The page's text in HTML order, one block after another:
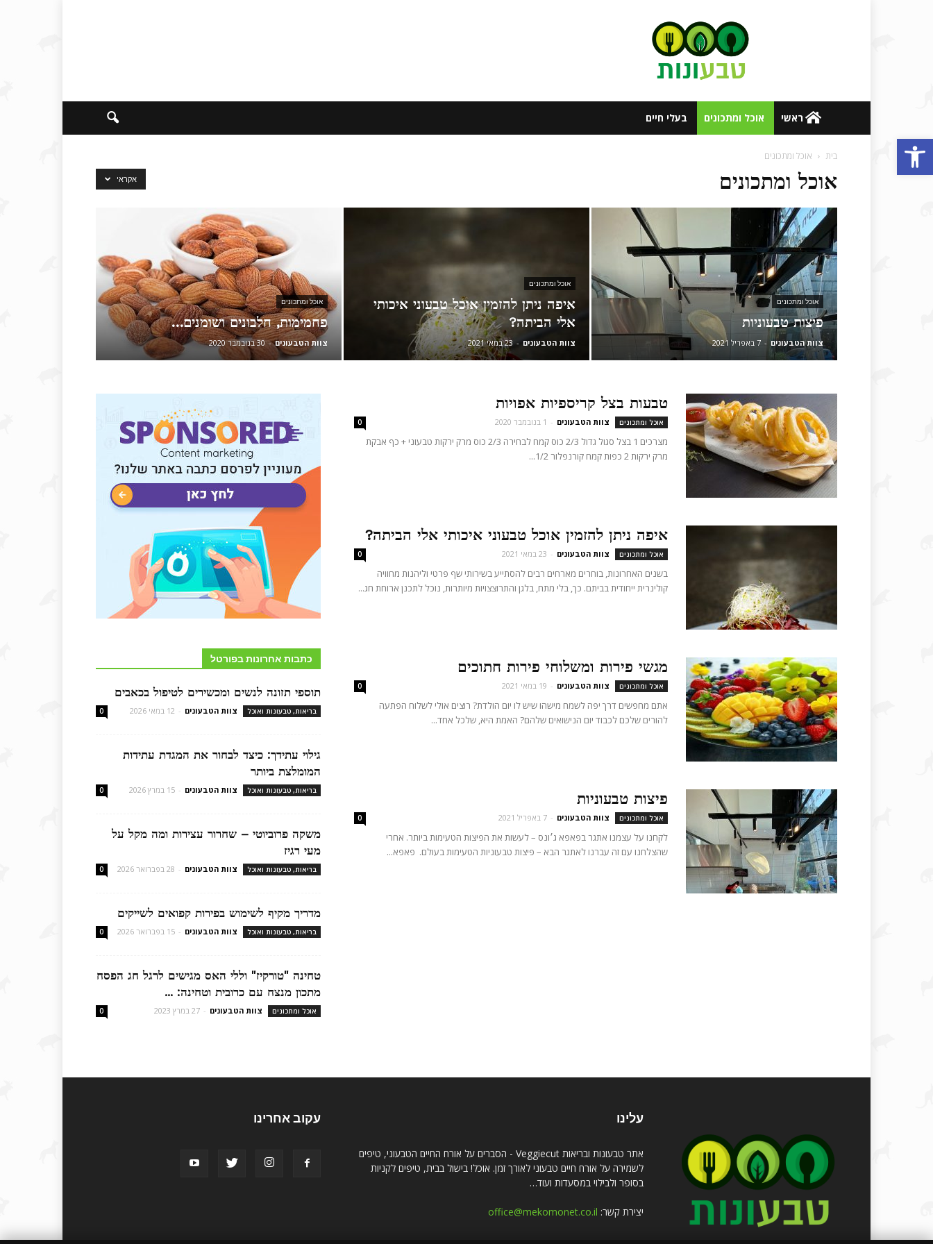
פתח סרגל נגישות
ראשי אוכל ומתכונים בעלי חיים
בית אוכל ומתכונים
אוכל ומתכונים אקראי
אוכל ומתכונים
פיצות טבעוניות
צוות הטבעונים - 7 באפריל 2021
אוכל ומתכונים
איפה ניתן להזמין אוכל טבעוני איכותי
אלי הביתה?
צוות הטבעונים - 23 במאי 2021
אוכל ומתכונים
פחמימות, חלבונים ושומנים…
צוות הטבעונים - 30 בנובמבר 2020
טבעות בצל קריספיות אפויות
אוכל ומתכונים צוות הטבעונים - 1 בנובמבר 2020 0
מצרכים 1 בצל סגול גדול 2/3 כוס קמח לבחירה 2/3 כוס מרק ירקות טבעוני + כף אבקת
מרק ירקות 2 כפות קמח קורנפלור 1/2...
איפה ניתן להזמין אוכל טבעוני איכותי אלי הביתה?
אוכל ומתכונים צוות הטבעונים - 23 במאי 2021 0
בשנים האחרונות, בוחרים מארחים רבים להסתייע בשירותי שף פרטי וליהנות מחוויה
קולינרית ייחודית בביתם. כך, בלי מתח, בלגן והתרוצצויות מיותרות, נוכל לתכנן ארוחת חג...
מגשי פירות ומשלוחי פירות חתוכים
אוכל ומתכונים צוות הטבעונים - 19 במאי 2021 0
אתם מחפשים דרך יפה לשמח מישהו שיש לו יום הולדת? רוצים אולי לשלוח הפתעה
להורים שלכם לכבוד יום הנישואים שלהם? האמת היא, שלכל אחד...
פיצות טבעוניות
אוכל ומתכונים צוות הטבעונים - 7 באפריל 2021 0
לקחנו על עצמנו אתגר בפאפא ג׳ונס – לעשות את הפיצות הטעימות ביותר. אחרי
שהצלחנו עם זה עברנו לאתגר הבא – פיצות טבעוניות הטעימות בעולם. פאפא...
כתבות אחרונות בפורטל
תוספי תזונה לנשים ומכשירים לטיפול בכאבים
בריאות, טבעונות ואוכל צוות הטבעונים - 12 במאי 2026 0
גילוי עתידך: כיצד לבחור את המגדת עתידות
המומלצת ביותר
בריאות, טבעונות ואוכל צוות הטבעונים - 15 במרץ 2026 0
משקה פרוביוטי – שחרור עצירות ומה מקל על
מעי רגיז
בריאות, טבעונות ואוכל צוות הטבעונים - 28 בפברואר 2026 0
מדריך מקיף לשימוש בפירות קפואים לשייקים
בריאות, טבעונות ואוכל צוות הטבעונים - 15 בפברואר 2026 0
טחינה "טורקיז" וללי האס מגישים לרגל חג הפסח
מתכון מנצח עם כרובית וטחינה: ...
אוכל ומתכונים צוות הטבעונים - 27 במרץ 2023 0
עלינו
אתר טבעונות ובריאות Veggiecut - הסברים על אורח החיים הטבעוני, טיפים
לשמירה על אורח חיים טבעוני לאורך זמן. אוכל! בישול בבית, טיפים לקניות
בסופר ולבילוי במסעדות ועוד…
יצירת קשר: office@mekomonet.co.il
עקוב אחרינו